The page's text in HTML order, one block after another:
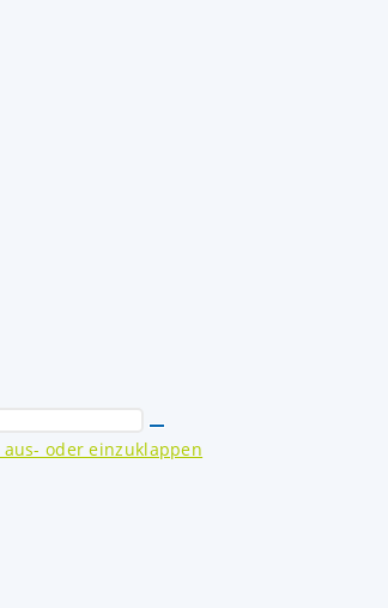
oder einzuklappen